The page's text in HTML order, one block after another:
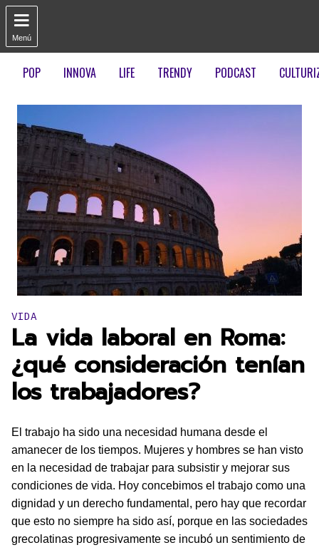

Menú
POP INNOVA LIFE TRENDY PODCAST
Publicado en:
VIDA
La vida laboral en Roma:
¿qué consideración tenían
los trabajadores?
El trabajo ha sido una necesidad humana desde el
amanecer de los tiempos. Mujeres y hombres se han visto
en la necesidad de trabajar para subsistir y mejorar sus
condiciones de vida. Hoy concebimos el trabajo como una
dignidad y un derecho fundamental, pero hay que recordar
que esto no siempre ha sido así, porque en las sociedades
grecolatinas progresivamente se incubó un sentimiento de